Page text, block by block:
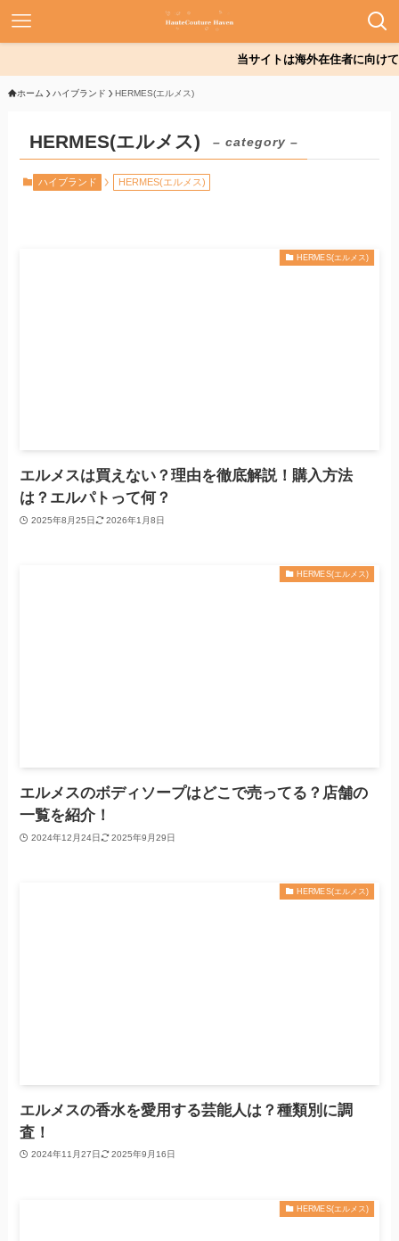
当サイトは海外在住者に向けて発
ホーム ハイブランド HERMES(エルメス)
HERMES(エルメス) – category –
ハイブランド HERMES(エルメス)
HERMES(エルメス)
エルメスは買えない？理由を徹底解説！購入方法
は？エルパトって何？
2025年8月25日 2026年1月8日
HERMES(エルメス)
エルメスのボディソープはどこで売ってる？店舗の
一覧を紹介！
2024年12月24日 2025年9月29日
HERMES(エルメス)
エルメスの香水を愛用する芸能人は？種類別に調
査！
2024年11月27日 2025年9月16日
HERMES(エルメス)